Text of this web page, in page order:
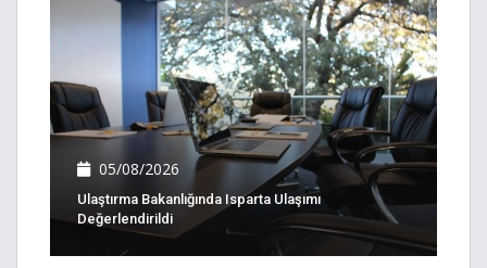
05/08/2026
Ulaştırma Bakanlığında Isparta Ulaşımı
Değerlendirildi